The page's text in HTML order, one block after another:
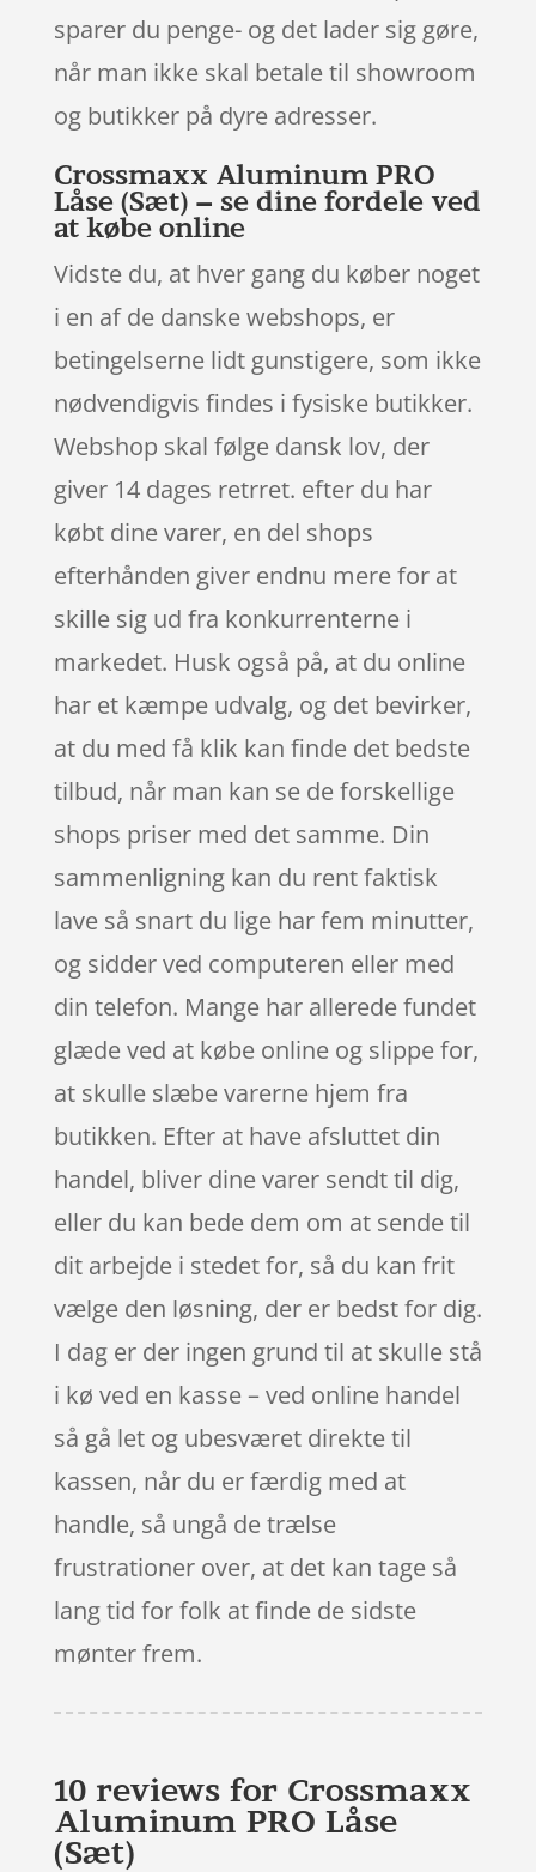
sparer du penge- og det lader sig gøre,
når man ikke skal betale til showroom
og butikker på dyre adresser.
Crossmaxx Aluminum PRO
Låse (Sæt) – se dine fordele ved
at købe online
Vidste du, at hver gang du køber noget
i en af de danske webshops, er
betingelserne lidt gunstigere, som ikke
nødvendigvis findes i fysiske butikker.
Webshop skal følge dansk lov, der
giver 14 dages retrret. efter du har
købt dine varer, en del shops
efterhånden giver endnu mere for at
skille sig ud fra konkurrenterne i
markedet. Husk også på, at du online
har et kæmpe udvalg, og det bevirker,
at du med få klik kan finde det bedste
tilbud, når man kan se de forskellige
shops priser med det samme. Din
sammenligning kan du rent faktisk
lave så snart du lige har fem minutter,
og sidder ved computeren eller med
din telefon. Mange har allerede fundet
glæde ved at købe online og slippe for,
at skulle slæbe varerne hjem fra
butikken. Efter at have afsluttet din
handel, bliver dine varer sendt til dig,
eller du kan bede dem om at sende til
dit arbejde i stedet for, så du kan frit
vælge den løsning, der er bedst for dig.
I dag er der ingen grund til at skulle stå
i kø ved en kasse – ved online handel
så gå let og ubesværet direkte til
kassen, når du er færdig med at
handle, så ungå de trælse
frustrationer over, at det kan tage så
lang tid for folk at finde de sidste
mønter frem.
10 reviews for Crossmaxx
Aluminum PRO Låse
(Sæt)